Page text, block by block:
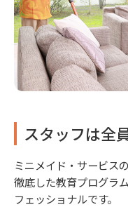
スタッフは全
ミニメイド・サービス
徹底した教育プログラ
フェッショナルです。